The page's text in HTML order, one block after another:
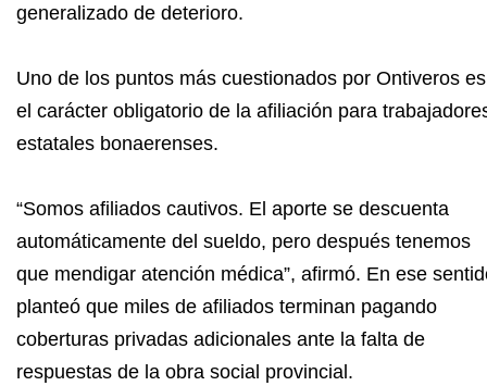
generalizado de deterioro.
Uno de los puntos más cuestionados por Ontiveros es
el carácter obligatorio de la afiliación para
estatales bonaerenses.
“Somos afiliados cautivos. El aporte se descuenta
automáticamente del sueldo, pero después tenemos
que mendigar atención médica”, afirmó. En ese
planteó que miles de afiliados terminan pagando
coberturas privadas adicionales ante la falta de
respuestas de la obra social provincial.